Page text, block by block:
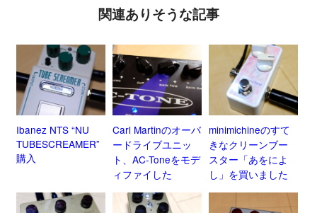
関連ありそうな記事
Ibanez NTS “NU
TUBESCREAMER”
購入
Carl Martinのオーバ
ードライブユニッ
ト、AC-Toneをモデ
ィファイした
minimichineのすて
きなクリーンブー
スター「あをによ
し」を買いました